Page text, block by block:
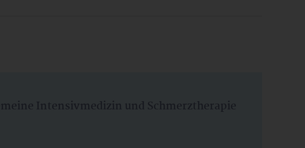
Intensivmedizin und Schmerztherapie